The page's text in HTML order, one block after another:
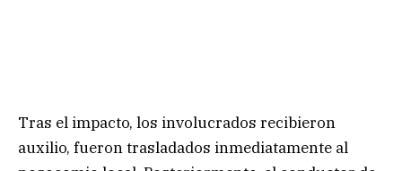
​Tras el impacto, los involucrados recibieron
auxilio, fueron trasladados inmediatamente al